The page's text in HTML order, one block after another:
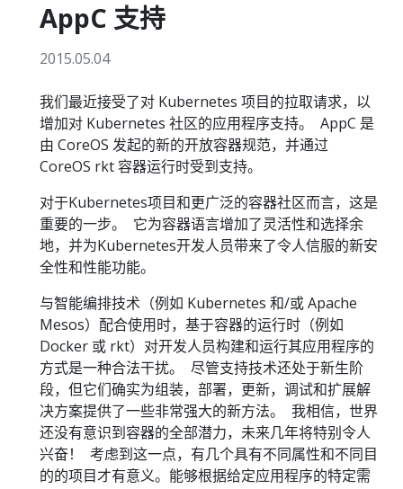
AppC 支持
2015.05.04
我们最近接受了对 Kubernetes 项目的拉取请求，以
增加对 Kubernetes 社区的应用程序支持。 AppC 是
由 CoreOS 发起的新的开放容器规范，并通过
CoreOS rkt 容器运行时受到支持。
对于Kubernetes项目和更广泛的容器社区而言，这是
重要的一步。 它为容器语言增加了灵活性和选择余
地，并为Kubernetes开发人员带来了令人信服的新安
全性和性能功能。
与智能编排技术（例如 Kubernetes 和/或 Apache
Mesos）配合使用时，基于容器的运行时（例如
Docker 或 rkt）对开发人员构建和运行其应用程序的
方式是一种合法干扰。 尽管支持技术还处于新生阶
段，但它们确实为组装，部署，更新，调试和扩展解
决方案提供了一些非常强大的新方法。 我相信，世界
还没有意识到容器的全部潜力，未来几年将特别令人
兴奋！ 考虑到这一点，有几个具有不同属性和不同目
的的项目才有意义。能够根据给定应用程序的特定需